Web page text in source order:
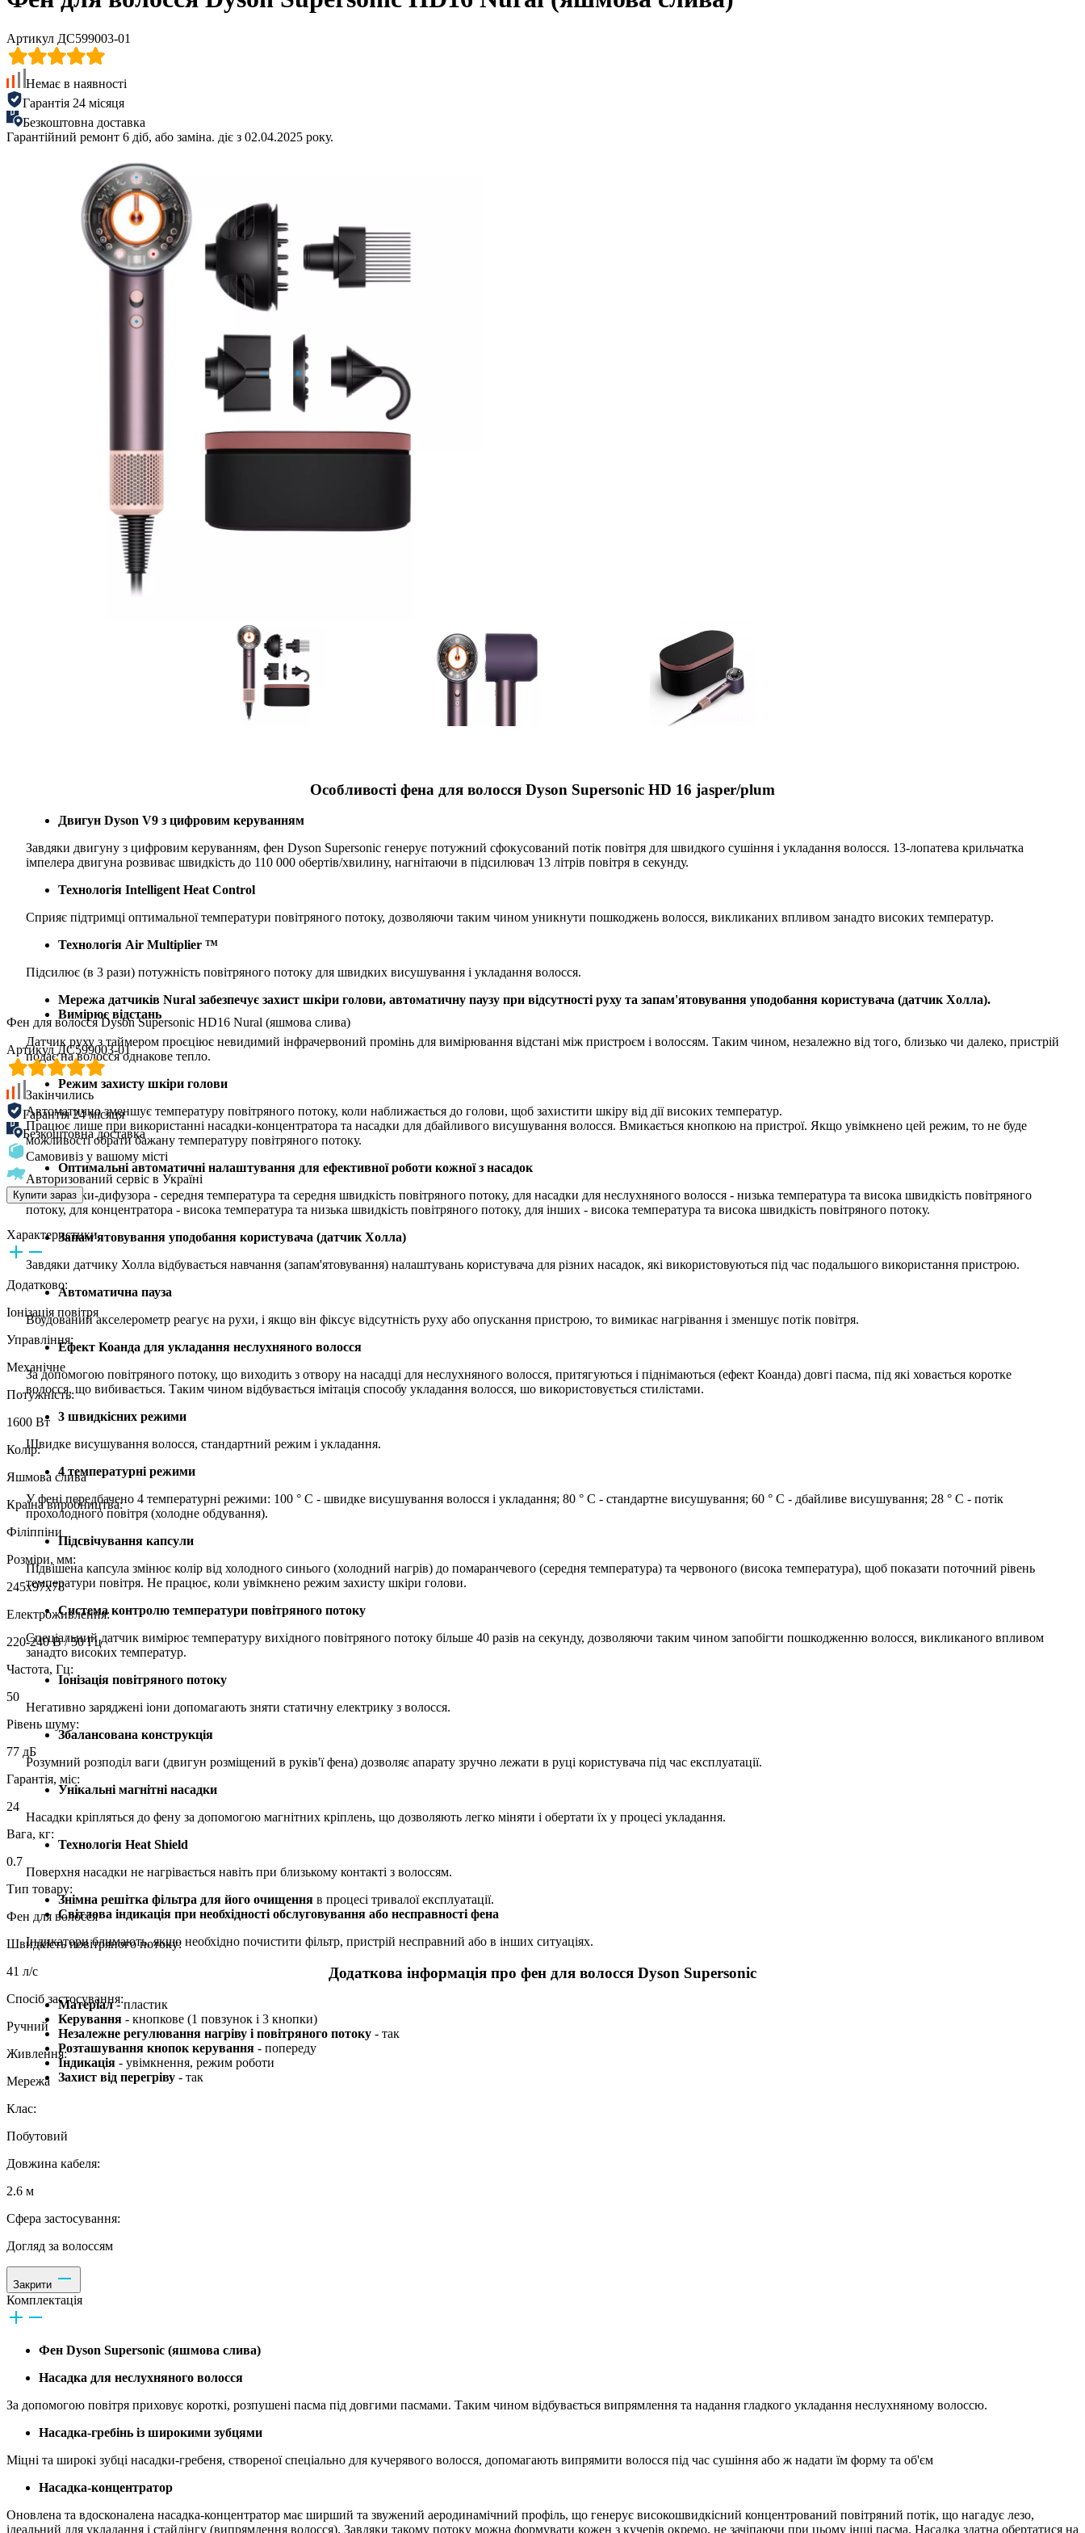
Артикул ДС599003-01
Немає в наявності
Гарантія 24 місяця
Безкоштовна доставка
Гарантійний ремонт 6 діб, або заміна. діє з 02.04.2025 року.
Особливості фена для волосся Dyson Supersonic HD 16 jasper/plum
Двигун Dyson V9 з цифровим керуванням
Завдяки двигуну з цифровим керуванням, фен Dyson Supersonic генерує потужний сфокусований потік повітря для швидкого сушіння і укладання волосся. 13-лопатева крильчатка
імпелера двигуна розвиває швидкість до 110 000 обертів/хвилину, нагнітаючи в підсилювач 13 літрів повітря в секунду.
Технологія Intelligent Heat Control
Сприяє підтримці оптимальної температури повітряного потоку, дозволяючи таким чином уникнути пошкоджень волосся, викликаних впливом занадто високих температур.
Технологія Air Multiplier ™
Підсилює (в 3 рази) потужність повітряного потоку для швидких висушування і укладання волосся.
Мережа датчиків Nural забезпечує захист шкіри голови, автоматичну паузу при відсутності руху та запам'ятовування уподобання користувача (датчик Холла).
Вимірює відстань
Датчик руху з таймером проєціює невидимий інфрачервоний промінь для вимірювання відстані між пристроєм і волоссям. Таким чином, незалежно від того, близько чи далеко, пристрій
подає на волосся однакове тепло.
Режим захисту шкіри голови
Автоматично зменшує температуру повітряного потоку, коли наближається до голови, щоб захистити шкіру від дії високих температур.
Працює лише при використанні насадки-концентратора та насадки для дбайливого висушування волосся. Вмикається кнопкою на пристрої. Якщо увімкнено цей режим, то не буде
можливості обрати бажану температуру повітряного потоку.
Оптимальні автоматичні налаштування для ефективної роботи кожної з насадок
Для насадки-дифузора - середня температура та середня швидкість повітряного потоку, для насадки для неслухняного волосся - низька температура та висока швидкість повітряного
потоку, для концентратора - висока температура та низька швидкість повітряного потоку, для інших - висока температура та висока швидкість повітряного потоку.
Запам'ятовування уподобання користувача (датчик Холла)
Завдяки датчику Холла відбувається навчання (запам'ятовування) налаштувань користувача для різних насадок, які використовуються під час подальшого використання пристрою.
Автоматична пауза
Вбудований акселерометр реагує на рухи, і якщо він фіксує відсутність руху або опускання пристрою, то вимикає нагрівання і зменшує потік повітря.
Ефект Коанда для укладання неслухняного волосся
За допомогою повітряного потоку, що виходить з отвору на насадці для неслухняного волосся, притягуються і піднімаються (ефект Коанда) довгі пасма, під які ховається коротке
волосся, що вибивається. Таким чином відбувається імітація способу укладання волосся, шо використовується стилістами.
3 швидкісних режими
Швидке висушування волосся, стандартний режим і укладання.
4 температурні режими
У фені передбачено 4 температурні режими: 100 ° C - швидке висушування волосся і укладання; 80 ° C - стандартне висушування; 60 ° C - дбайливе висушування; 28 ° C - потік
прохолодного повітря (холодне обдування).
Підсвічування капсули
Підвішена капсула змінює колір від холодного синього (холодний нагрів) до помаранчевого (середня температура) та червоного (висока температура), щоб показати поточний рівень
температури повітря. Не працює, коли увімкнено режим захисту шкіри голови.
Система контролю температури повітряного потоку
Спеціальний датчик вимірює температуру вихідного повітряного потоку більше 40 разів на секунду, дозволяючи таким чином запобігти пошкодженню волосся, викликаного впливом
занадто високих температур.
Іонізація повітряного потоку
Негативно заряджені іони допомагають зняти статичну електрику з волосся.
Збалансована конструкція
Розумний розподіл ваги (двигун розміщений в руків'ї фена) дозволяє апарату зручно лежати в руці користувача під час експлуатації.
Унікальні магнітні насадки
Насадки кріпляться до фену за допомогою магнітних кріплень, що дозволяють легко міняти і обертати їх у процесі укладання.
Технологія Heat Shield
Поверхня насадки не нагрівається навіть при близькому контакті з волоссям.
Знімна решітка фільтра для його очищення в процесі тривалої експлуатації.
Світлова індикація при необхідності обслуговування або несправності фена
Індикатори блимають, якщо необхідно почистити фільтр, пристрій несправний або в інших ситуаціях.
Додаткова інформація про фен для волосся Dyson Supersonic
Матеріал- пластик
Керування - кнопкове (1 повзунок і 3 кнопки)
Незалежне регулювання нагріву і повітряного потоку - так
Розташування кнопок керування - попереду
Індикація - увімкнення, режим роботи
Захист від перегріву - так
Фен для волосся Dyson Supersonic HD16 Nural (яшмова слива)
Артикул ДС599003-01
Закінчились
Гарантія 24 місяця
Безкоштовна доставка
Самовивіз у вашому місті
Авторизований сервіс в Україні
Купити зараз
Характеристики
Додатково:
Іонізація повітря
Управління:
Механічне
Потужність:
1600 Вт
Колір:
Яшмова слива
Країна виробництва:
Філіппіни
Розміри, мм:
245х97х78
Електроживлення:
220-240 В / 50 Гц
Частота, Гц:
50
Рівень шуму:
77 дБ
Гарантія, міс:
24
Вага, кг:
0.7
Тип товару:
Фен для волосся
Швидкість повітряного потоку:
41 л/с
Спосіб застосування:
Ручний
Живлення:
Мережа
Клас:
Побутовий
Довжина кабеля:
2.6 м
Сфера застосування:
Догляд за волоссям
Закрити
Комплектація
Фен Dyson Supersonic (яшмова слива)
Насадка для неслухняного волосся
За допомогою повітря приховує короткі, розпушені пасма під довгими пасмами. Таким чином відбувається випрямлення та надання гладкого укладання неслухняному волоссю.
Насадка-гребінь із широкими зубцями
Міцні та широкі зубці насадки-гребеня, створеної спеціально для кучерявого волосся, допомагають випрямити волосся під час сушіння або ж надати їм форму та об'єм
Насадка-концентратор
Оновлена та вдосконалена насадка-концентратор має ширший та звужений аеродинамічний профіль, що генерує високошвидкісний концентрований повітряний потік, що нагадує лезо,
ідеальний для укладання і стайлінгу (випрямлення волосся). Завдяки такому потоку можна формувати кожен з кучерів окремо, не зачіпаючи при цьому інші пасма. Насадка здатна обертатися на